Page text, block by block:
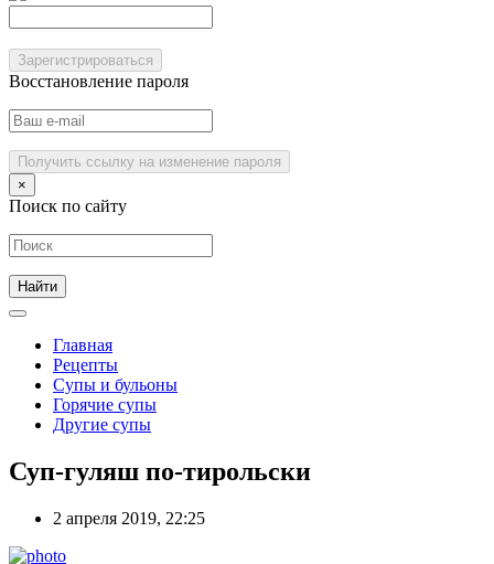
Зарегистрироваться
Восстановление пароля
Получить ссылку на изменение пароля
×
Поиск по сайту
Главная
Рецепты
Супы и бульоны
Горячие супы
Другие супы
Суп-гуляш по-тирольски
2 апреля 2019, 22:25